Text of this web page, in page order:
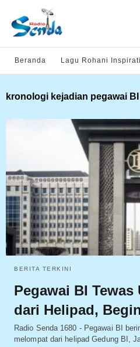
Beranda Lagu Rohani
kronologi kejadian pegawai BI
BERITA TERKINI
Pegawai BI
dari Helipad,
Radio Senda 1680 - Pegawai BI
melompat dari helipad Gedung BI,